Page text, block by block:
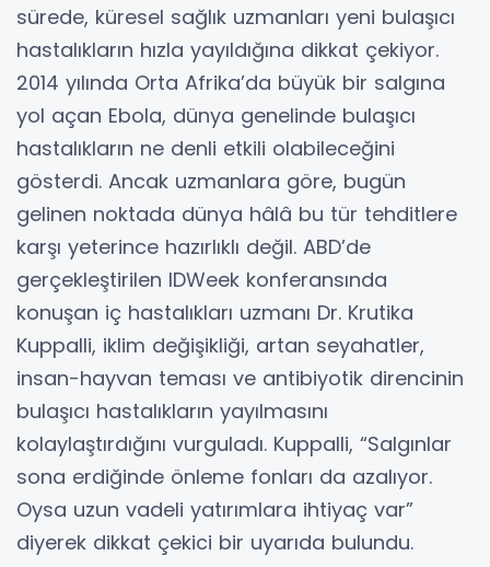
sürede, küresel sağlık uzmanları yeni bulaşıcı
hastalıkların hızla yayıldığına dikkat çekiyor.
2014 yılında Orta Afrika’da büyük bir salgına
yol açan Ebola, dünya genelinde bulaşıcı
hastalıkların ne denli etkili olabileceğini
gösterdi. Ancak uzmanlara göre, bugün
gelinen noktada dünya hâlâ bu tür tehditlere
karşı yeterince hazırlıklı değil. ABD’de
gerçekleştirilen IDWeek konferansında
konuşan iç hastalıkları uzmanı Dr. Krutika
Kuppalli, iklim değişikliği, artan seyahatler,
insan-hayvan teması ve antibiyotik direncinin
bulaşıcı hastalıkların yayılmasını
kolaylaştırdığını vurguladı. Kuppalli, “Salgınlar
sona erdiğinde önleme fonları da azalıyor.
Oysa uzun vadeli yatırımlara ihtiyaç var”
diyerek dikkat çekici bir uyarıda bulundu.